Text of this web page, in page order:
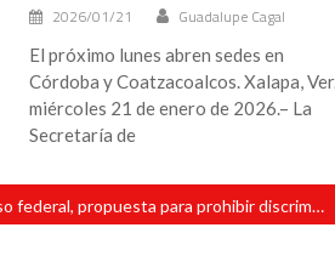
2026/01/21 Guadalupe Cagal
El próximo lunes abren sedes en
Córdoba y Coatzacoalcos. Xalapa,
miércoles 21 de enero de 2026.– La
Secretaría de
Al Congreso federal, propuesta para prohibir discriminación por ejercer alguna profesión